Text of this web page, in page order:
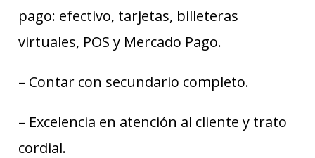
pago: efectivo, tarjetas, billeteras
virtuales, POS y Mercado Pago.
– Contar con secundario completo.
– Excelencia en atención al cliente y trato
cordial.